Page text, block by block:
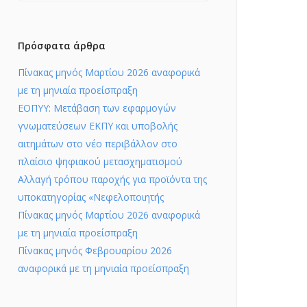
Πρόσφατα άρθρα
Πίνακας μηνός Μαρτίου 2026 αναφορικά
με τη μηνιαία προείσπραξη
ΕΟΠΥΥ: Μετάβαση των εφαρμογών
γνωματεύσεων ΕΚΠΥ και υποβολής
αιτημάτων στο νέο περιβάλλον στο
πλαίσιο ψηφιακού μετασχηματισμού
Αλλαγή τρόπου παροχής για προϊόντα της
υποκατηγορίας «Νεφελοποιητής
Πίνακας μηνός Μαρτίου 2026 αναφορικά
με τη μηνιαία προείσπραξη
Πίνακας μηνός Φεβρουαρίου 2026
αναφορικά με τη μηνιαία προείσπραξη